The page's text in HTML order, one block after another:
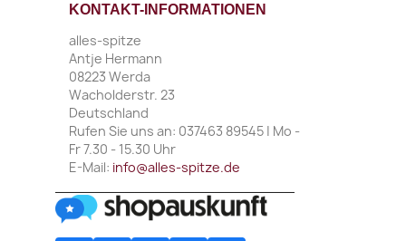
KONTAKT-INFORMATIONEN
alles-spitze
Antje Hermann
08223 Werda
Wacholderstr. 23
Deutschland
Rufen Sie uns an: 037463 89545 | Mo -
Fr 7.30 - 15.30 Uhr
E-Mail: info@alles-spitze.de